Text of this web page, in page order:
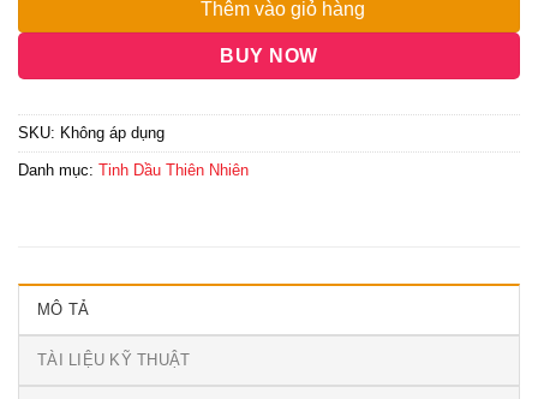
Thêm vào giỏ hàng
BUY NOW
SKU: Không áp dụng
Danh mục: Tinh Dầu Thiên Nhiên
MÔ TẢ
TÀI LIỆU KỸ THUẬT